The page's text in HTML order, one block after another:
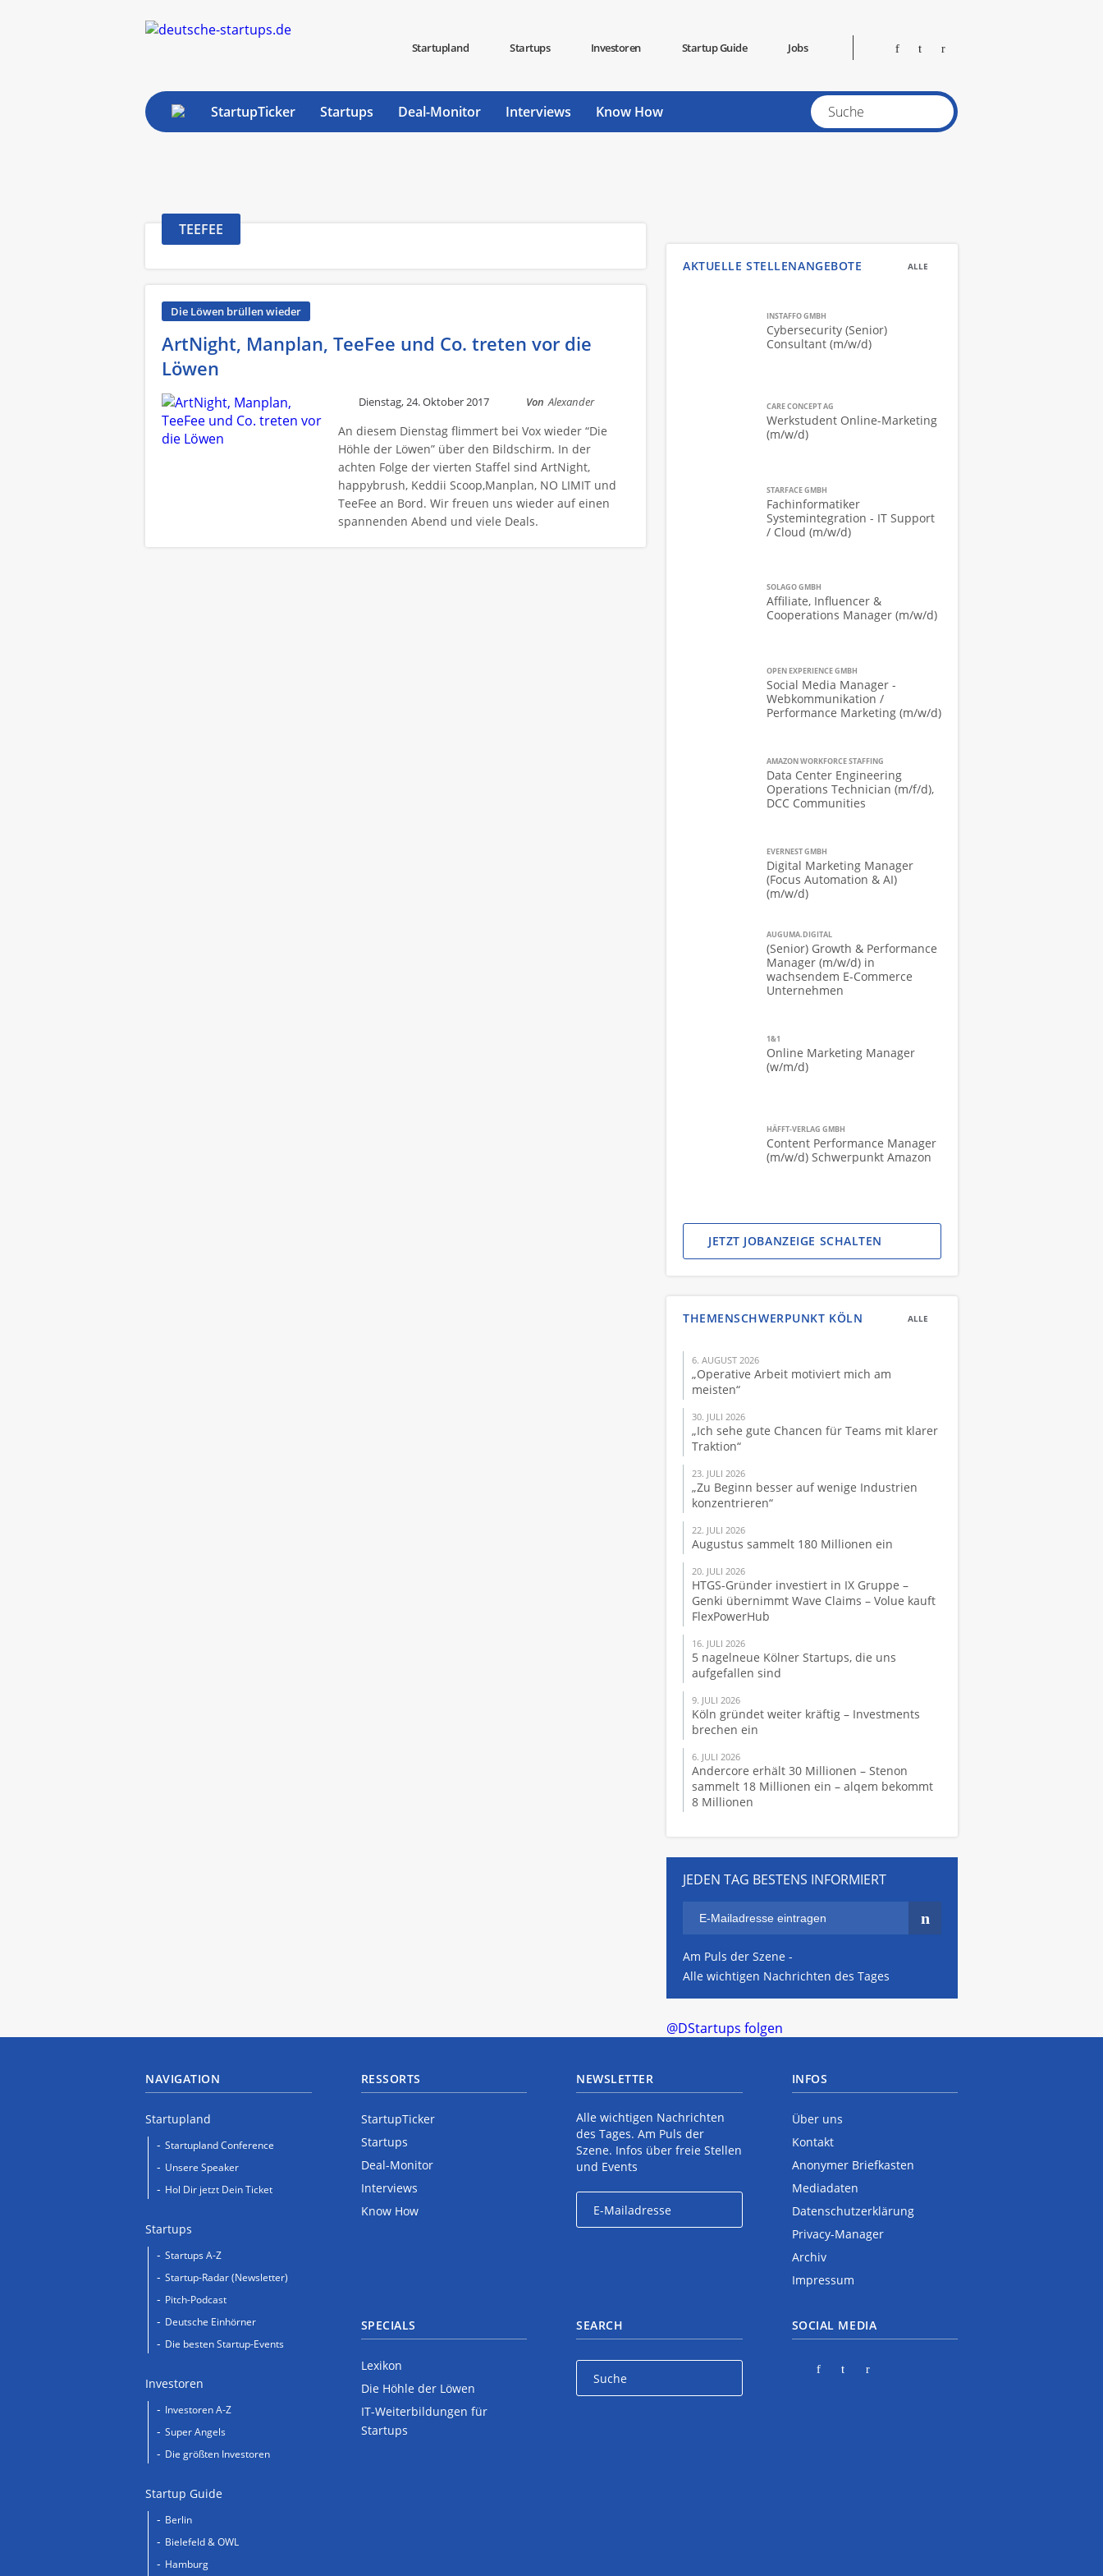
Startupland Startups Investoren Startup Guide Jobs
StartupTicker Startups Deal-Monitor Interviews Know How
TEEFEE
Die Löwen brüllen wieder
ArtNight, Manplan, TeeFee und Co. treten vor die
Löwen
Dienstag, 24. Oktober 2017 Von Alexander
An diesem Dienstag flimmert bei Vox wieder “Die
Höhle der Löwen” über den Bildschirm. In der
achten Folge der vierten Staffel sind ArtNight,
happybrush, Keddii Scoop,Manplan, NO LIMIT und
TeeFee an Bord. Wir freuen uns wieder auf einen
spannenden Abend und viele Deals.
AKTUELLE STELLENANGEBOTE ALLE
INSTAFFO GMBH
Cybersecurity (Senior)
Consultant (m/w/d)
CARE CONCEPT AG
Werkstudent Online-Marketing
(m/w/d)
STARFACE GMBH
Fachinformatiker
Systemintegration - IT Support
/ Cloud (m/w/d)
SOLAGO GMBH
Affiliate, Influencer &
Cooperations Manager (m/w/d)
OPEN EXPERIENCE GMBH
Social Media Manager -
Webkommunikation /
Performance Marketing (m/w/d)
AMAZON WORKFORCE STAFFING
Data Center Engineering
Operations Technician (m/f/d),
DCC Communities
EVERNEST GMBH
Digital Marketing Manager
(Focus Automation & AI)
(m/w/d)
AUGUMA.DIGITAL
(Senior) Growth & Performance
Manager (m/w/d) in
wachsendem E-Commerce
Unternehmen
1&1
Online Marketing Manager
(w/m/d)
HÄFFT-VERLAG GMBH
Content Performance Manager
(m/w/d) Schwerpunkt Amazon
JETZT JOBANZEIGE SCHALTEN
THEMENSCHWERPUNKT KÖLN ALLE
6. AUGUST 2026
„Operative Arbeit motiviert mich am
meisten“
30. JULI 2026
„Ich sehe gute Chancen für Teams mit klarer
Traktion“
23. JULI 2026
„Zu Beginn besser auf wenige Industrien
konzentrieren“
22. JULI 2026
Augustus sammelt 180 Millionen ein
20. JULI 2026
HTGS-Gründer investiert in IX Gruppe –
Genki übernimmt Wave Claims – Volue kauft
FlexPowerHub
16. JULI 2026
5 nagelneue Kölner Startups, die uns
aufgefallen sind
9. JULI 2026
Köln gründet weiter kräftig – Investments
brechen ein
6. JULI 2026
Andercore erhält 30 Millionen – Stenon
sammelt 18 Millionen ein – alqem bekommt
8 Millionen
JEDEN TAG BESTENS INFORMIERT
Am Puls der Szene -
Alle wichtigen Nachrichten des Tages
@DStartups folgen
NAVIGATION
Startupland
Startupland Conference
Unsere Speaker
Hol Dir jetzt Dein Ticket
Startups
Startups A-Z
Startup-Radar (Newsletter)
Pitch-Podcast
Deutsche Einhörner
Die besten Startup-Events
Investoren
Investoren A-Z
Super Angels
Die größten Investoren
Startup Guide
Berlin
Bielefeld & OWL
Hamburg
RESSORTS
StartupTicker
Startups
Deal-Monitor
Interviews
Know How
SPECIALS
Lexikon
Die Höhle der Löwen
IT-Weiterbildungen für
Startups
NEWSLETTER
Alle wichtigen Nachrichten
des Tages. Am Puls der
Szene. Infos über freie Stellen
und Events
SEARCH
INFOS
Über uns
Kontakt
Anonymer Briefkasten
Mediadaten
Datenschutzerklärung
Privacy-Manager
Archiv
Impressum
SOCIAL MEDIA